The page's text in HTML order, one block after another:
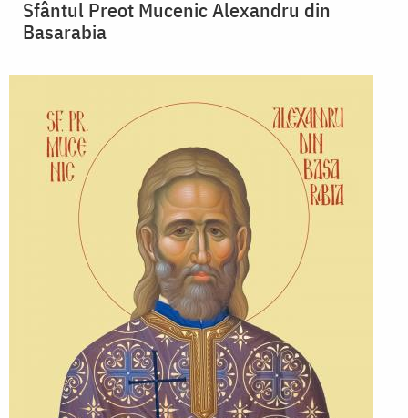
Sfântul Preot Mucenic Alexandru din
Basarabia